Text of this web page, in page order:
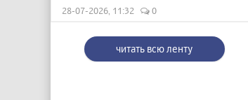
28-07-2026, 11:32 0
читать всю ленту